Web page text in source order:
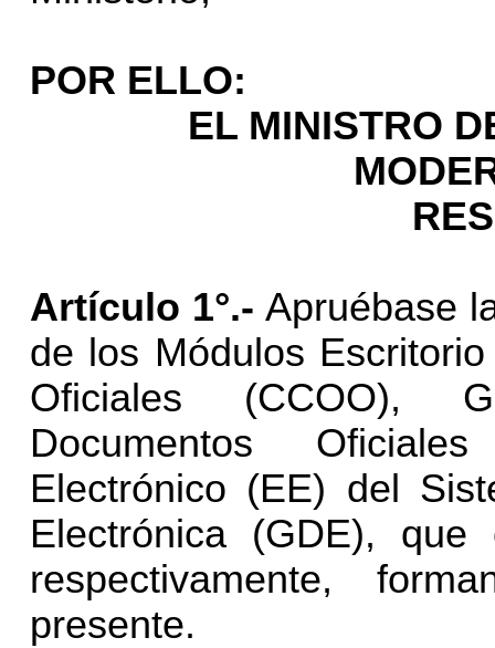
POR ELLO:
EL MINISTRO
Artículo 1°.- Apruébase
de los Módulos
Oficiales (CCOO),
Documentos
Electrónico (EE) del
Electrónica (GDE),
respectivamente,
presente.